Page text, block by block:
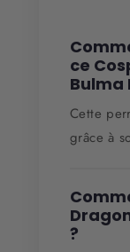
ce
Bulma
Cette
grâce à
?